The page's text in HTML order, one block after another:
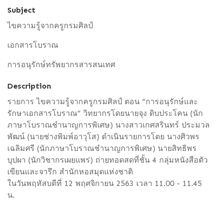
Subject
ไขความรู้จากครูกรมศิลป์
เอกสารโบราณ
การอนุรักษ์ทรัพยากรสารสนเทศ
Description
รายการ ไขความรู้จากครูกรมศิลป์ ตอน “การอนุรักษ์และ
รักษาเอกสารโบราณ” วิทยากรโดยนายจุง ดิบประโคน (นัก
ภาษาโบราณชำนาญการพิเศษ) นางสาวเกศสรินทร์ ประมวล
พัฒน์ (นายช่างพิมพ์อาวุโส) ดำเนินรายการโดย นางศิวพร
เฉลิมศรี (นักภาษาโบราณชำนาญการพิเศษ) นายสิทธิพร
บุปผา (นักวิชากรเผยแพร่) ถ่ายทอดสดที่ชั้น 4 กลุ่มหนังสือตัว
เขียนและจารึก สำนักหอสมุดแห่งชาติ
ในวันพฤหัสบดีที่ 12 พฤศจิกายน 2563 เวลา 11.00 - 11.45
น.